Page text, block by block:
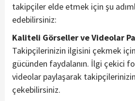
takipçiler elde etmek için şu
edebilirsiniz:
Kaliteli Görseller ve Videolar
Takipçilerinizin ilgisini çekmek
gücünden faydalanın. İlgi çekici
videolar paylaşarak
çekebilirsiniz.